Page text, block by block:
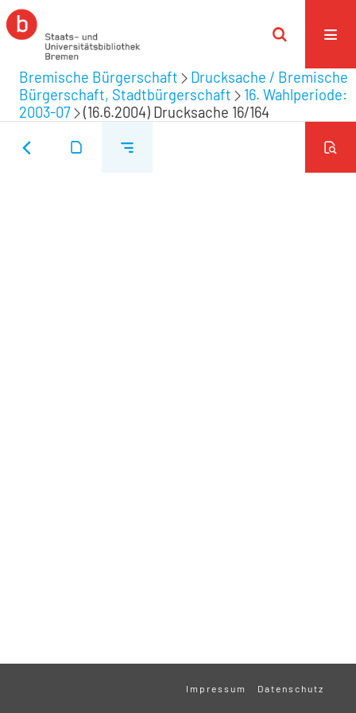
Bremische Bürgerschaft
Drucksache / Bremische
Bürgerschaft, Stadtbürgerschaft
16. Wahlperiode:
2003-07
(16.6.2004) Drucksache 16/164
Impressum Datenschutz